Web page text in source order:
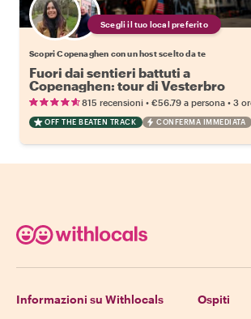
Scegli il tuo local preferito
Scopri Copenaghen con un host scelto da te
Fuori dai sentieri battuti a
Copenaghen: tour di Vesterbro
815 recensioni • €56.79 a persona • 3
OFF THE BEATEN TRACK CONFERMA IMMEDIATA
Informazioni su Withlocals Ospiti